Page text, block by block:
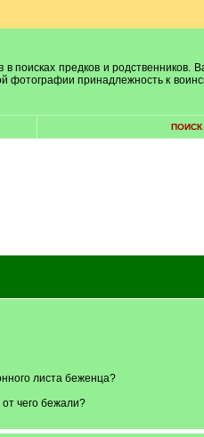
предков и родственников.
фотографии принадлежность к
ПОИСК
листа беженца?
чего бежали?